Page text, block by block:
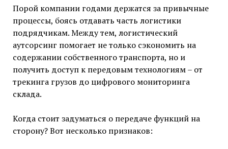
Порой компании годами держатся за привычные
процессы, боясь отдавать часть логистики
подрядчикам. Между тем, логистический
аутсорсинг помогает не только сэкономить на
содержании собственного транспорта, но и
получить доступ к передовым технологиям – от
трекинга грузов до цифрового мониторинга
склада.
Когда стоит задуматься о передаче функций на
сторону? Вот несколько признаков: